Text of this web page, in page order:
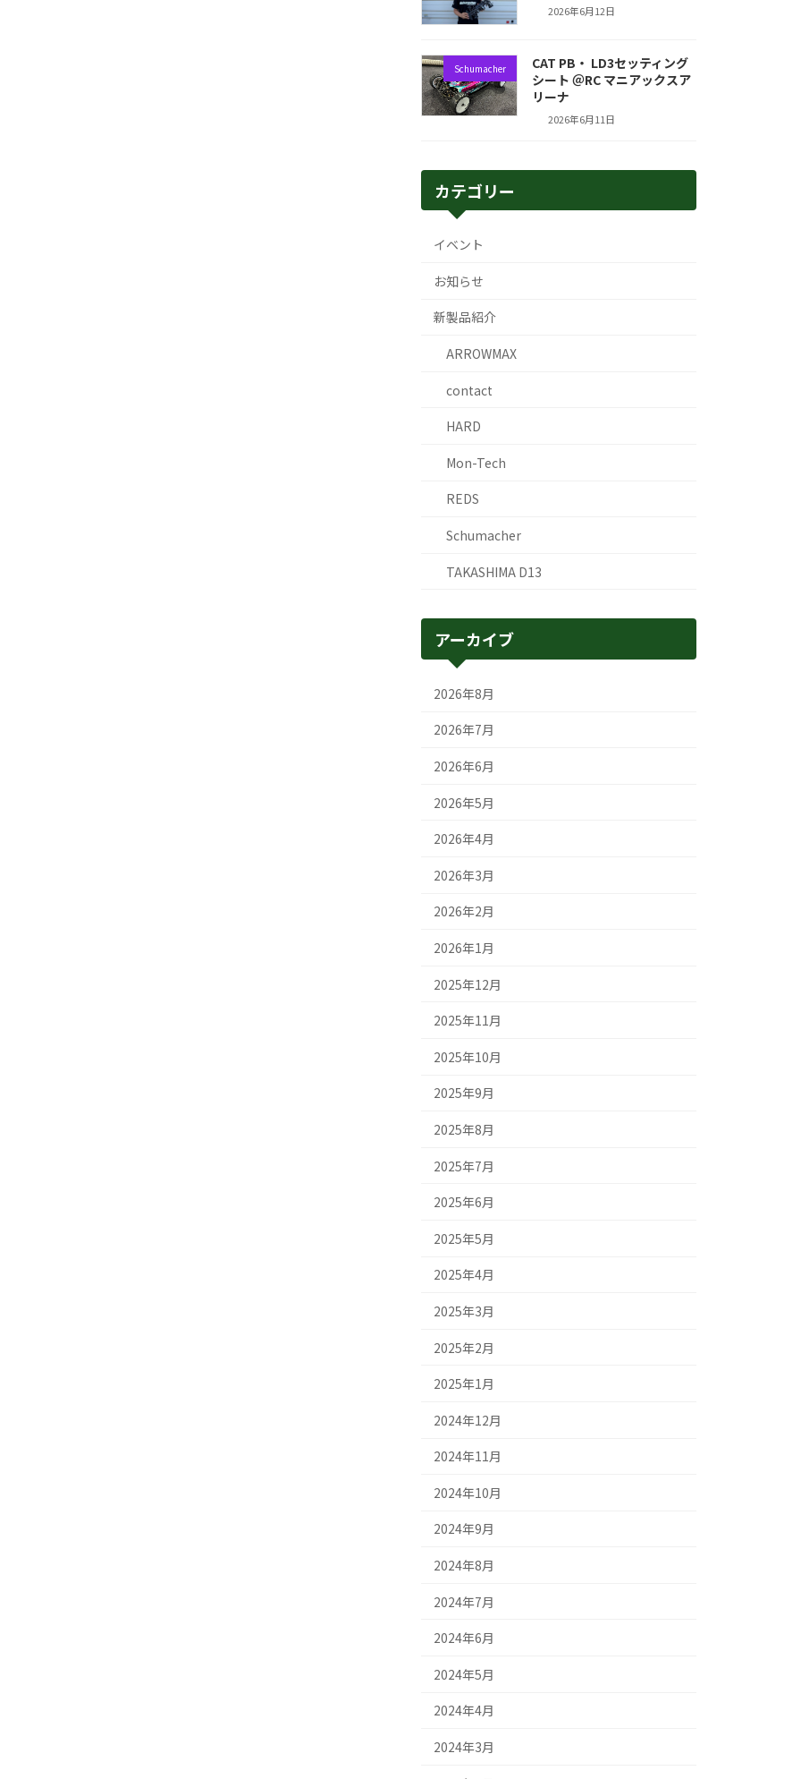
2026年6月12日
Schumacher
CAT PB・ LD3セッティング
シート ＠RC マニアックスア
リーナ
2026年6月11日
カテゴリー
イベント
お知らせ
新製品紹介
ARROWMAX
contact
HARD
Mon-Tech
REDS
Schumacher
TAKASHIMA D13
アーカイブ
2026年8月
2026年7月
2026年6月
2026年5月
2026年4月
2026年3月
2026年2月
2026年1月
2025年12月
2025年11月
2025年10月
2025年9月
2025年8月
2025年7月
2025年6月
2025年5月
2025年4月
2025年3月
2025年2月
2025年1月
2024年12月
2024年11月
2024年10月
2024年9月
2024年8月
2024年7月
2024年6月
2024年5月
2024年4月
2024年3月